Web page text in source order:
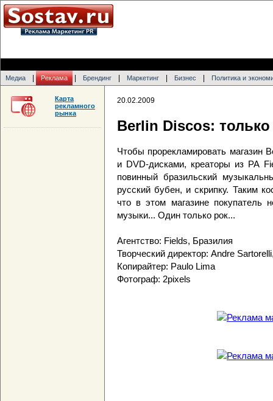
Медиа Реклама Брендинг Маркетинг Бизнес Политика и
20.02.2009
Berlin Discos:
Чтобы прорекламировать магазин
и DVD-дисками, креаторы из РА
повинный бразильский
русский бубен, и скрипку. Таким
что в этом магазине покупатель
музыки... Один только рок...
Агентство: Fields, Бразилия
Творческий директор: Andre
Копирайтер: Paulo Lima
Фотограф: 2pixels
Карта
рекламного
рынка